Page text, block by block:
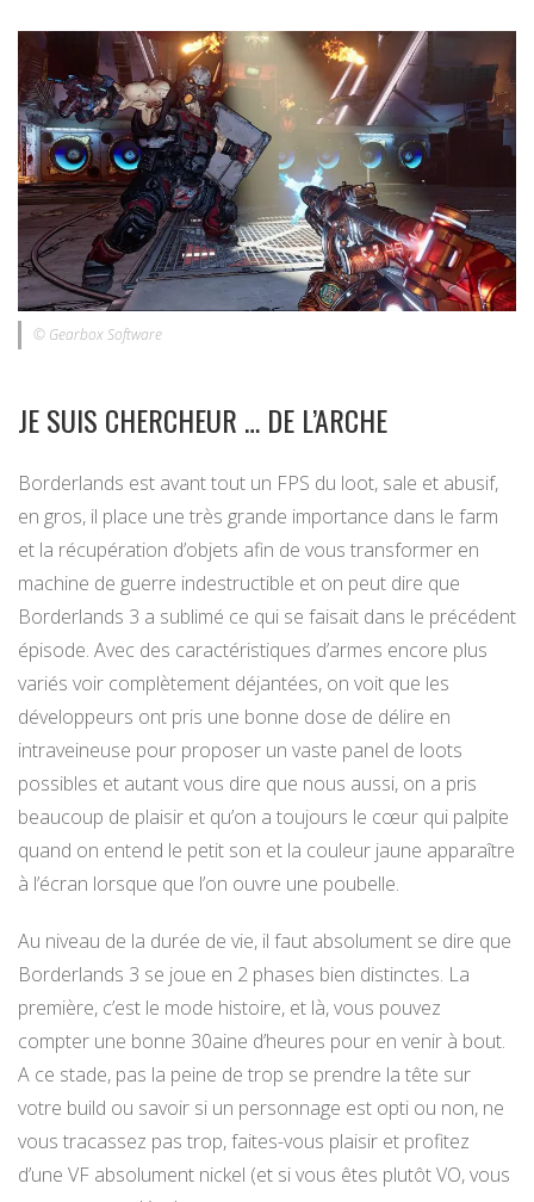
© Gearbox Software
JE SUIS CHERCHEUR … DE L’ARCHE
Borderlands est avant tout un FPS du loot, sale et abusif,
en gros, il place une très grande importance dans le farm
et la récupération d’objets afin de vous transformer en
machine de guerre indestructible et on peut dire que
Borderlands 3 a sublimé ce qui se faisait dans le précédent
épisode. Avec des caractéristiques d’armes encore plus
variés voir complètement déjantées, on voit que les
développeurs ont pris une bonne dose de délire en
intraveineuse pour proposer un vaste panel de loots
possibles et autant vous dire que nous aussi, on a pris
beaucoup de plaisir et qu’on a toujours le cœur qui palpite
quand on entend le petit son et la couleur jaune apparaître
à l’écran lorsque que l’on ouvre une poubelle.
Au niveau de la durée de vie, il faut absolument se dire que
Borderlands 3 se joue en 2 phases bien distinctes. La
première, c’est le mode histoire, et là, vous pouvez
compter une bonne 30aine d’heures pour en venir à bout.
A ce stade, pas la peine de trop se prendre la tête sur
votre build ou savoir si un personnage est opti ou non, ne
vous tracassez pas trop, faites-vous plaisir et profitez
d’une VF absolument nickel (et si vous êtes plutôt VO, vous